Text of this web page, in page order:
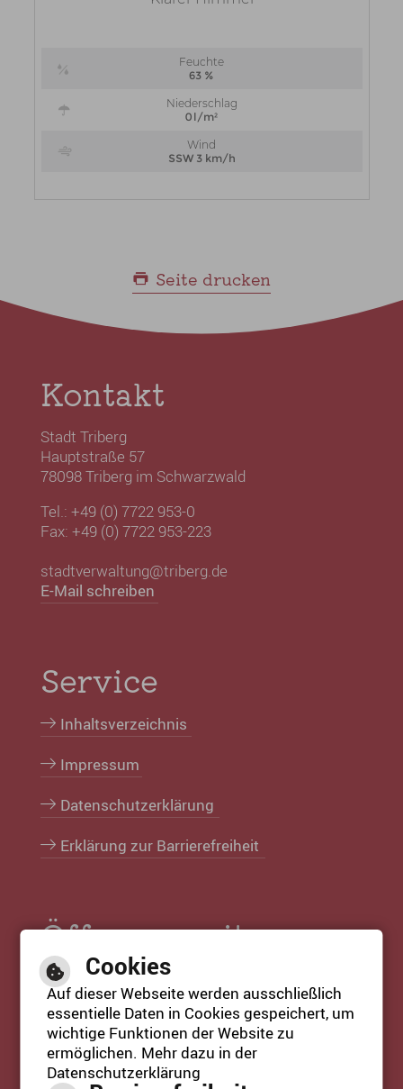
Seite drucken
Kontakt
Stadt Triberg
Hauptstraße 57
78098 Triberg im Schwarzwald
Tel.: +49 (0) 7722 953-0
Fax: +49 (0) 7722 953-223
stadtverwaltung@triberg.de
E-Mail schreiben
Öffnungszeiten
Öffnungszeiten Rathaus:
Mo. bis Fr. 08:30 Uhr bis 12:30 Uhr
Mi. 14:00 Uhr bis 18:00 Uhr
Service
Inhaltsverzeichnis
Impressum
Datenschutzerklärung
Erklärung zur Barrierefreiheit
Cookies
Auf dieser Webseite werden ausschließlich
essentielle Daten in Cookies gespeichert, um
wichtige Funktionen der Website zu
ermöglichen. Mehr dazu in der
Datenschutzerklärung